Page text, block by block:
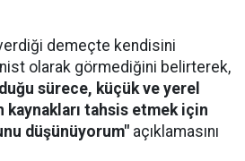
demeçte kendisini
olarak görmediğini belirterek,
sürece, küçük ve yerel
tahsis etmek için
düşünüyorum" açıklamasını